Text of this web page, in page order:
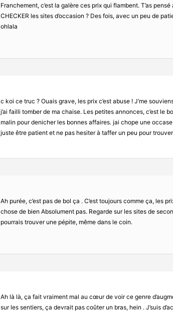
Franchement, c’est la galère ces prix qui flambent. T’as
CHECKER les sites d’occasion ? Des fois, avec un peu de
ohlala
c koi ce truc ? Ouais grave, les prix c’est abuse ! J’me
j’ai failli tomber de ma chaise. Les petites annonces, c’est le
malin pour denicher les bonnes affaires. jai chope une
juste être patient et ne pas hesiter à taffer un peu pour
Ah purée, c’est pas de bol ça . C’est toujours comme ça, les
chose de bien Absolument pas. Regarde sur les sites de
pourrais trouver une pépite, même dans le coin.
Ah là là, ça fait vraiment mal au cœur de voir ce genre
sur les sentiers, ça devrait pas coûter un bras, hein . J’suis